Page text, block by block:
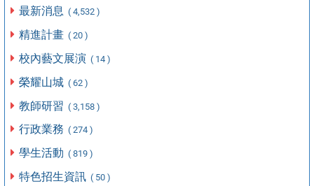
最新消息 ( 4,532 )
精進計畫 ( 20 )
校內藝文展演 ( 14 )
榮耀山城 ( 62 )
教師研習 ( 3,158 )
行政業務 ( 274 )
學生活動 ( 819 )
特色招生資訊 ( 50 )